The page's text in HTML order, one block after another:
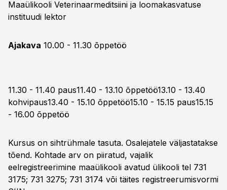
Maaülikooli Veterinaarmeditsiini ja loomakasvatuse
instituudi lektor
Ajakava 10.00 - 11.30 õppetöö
11.30 - 11.40 paus11.40 - 13.10 õppetöö13.10 - 13.40
kohvipaus13.40 - 15.10 õppetöö15.10 - 15.15 paus15.15
- 16.00 õppetöö
Kursus on sihtrühmale tasuta. Osalejatele väljastatakse
tõend. Kohtade arv on piiratud, vajalik
eelregistreerimine maaülikooli avatud ülikooli tel 731
3175; 731 3275; 731 3174 või täites registreerumisvormi